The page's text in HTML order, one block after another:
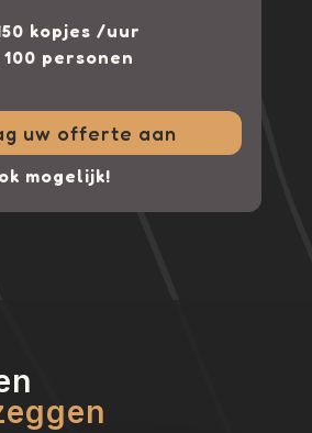
kopjes /uur
personen
uw offerte aan
mogelijk!